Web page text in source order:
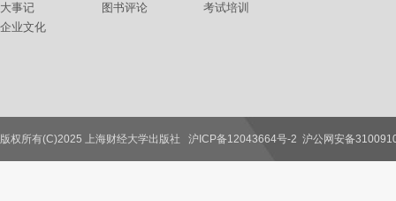
大事记
企业文化
图书评论
考试培训
联系我们
版权所有(C)2025 上海财经大学出版社 沪ICP备12043664号-2 沪公网安备